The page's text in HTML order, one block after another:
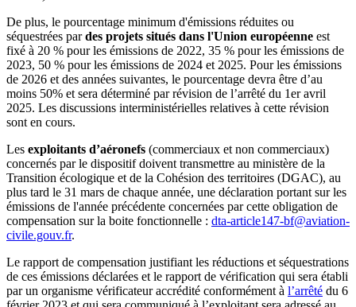
De plus, le pourcentage minimum d'émissions réduites ou
séquestrées pardes projets situés dans l'Union européenne est
fixé à 20 % pour les émissions de 2022, 35 % pour les émissions de
2023, 50 % pour les émissions de 2024 et 2025. Pour les émissions
de 2026 et des années suivantes, le pourcentage devra être d’au
moins 50% et sera déterminé par révision de l’arrêté du 1er avril
2025. Les discussions interministérielles relatives à cette révision
sont en cours.
Les exploitants d’aéronefs (commerciaux et non commerciaux)
concernés par le dispositif doivent transmettre au ministère de la
Transition écologique et de la Cohésion des territoires (DGAC), au
plus tard le 31 mars de chaque année, une déclaration portant sur les
émissions de l'année précédente concernées par cette obligation de
compensation sur la boite fonctionnelle : dta-article147-bf@aviation-
civile.gouv.fr.
Le rapport de compensation justifiant les réductions et séquestrations
de ces émissions déclarées et le rapport de vérification qui sera établi
par un organisme vérificateur accrédité conformément à l’arrêté du 6